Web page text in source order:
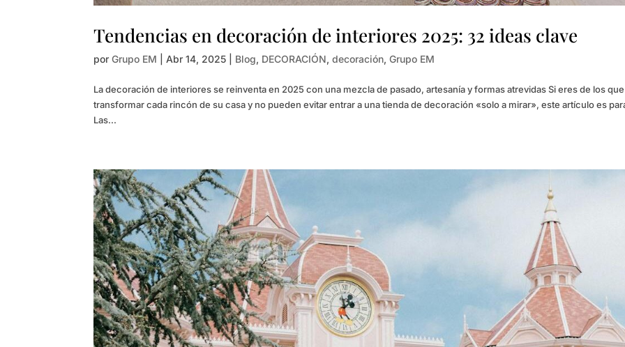
Tendencias en decoración de interiores 2025: 32 ideas clave
porGrupo EM Abr 14, 2025 Blog, DECORACIÓN,decoración,Grupo EM
La decoración de interiores se reinventa en 2025 con una mezcla de pasado, artesanía y formas atrevidas Si eres de los
transformar cada rincón de su casa y no pueden evitar entrar a una tienda de decoración «solo a mirar», este artículo es
Las...